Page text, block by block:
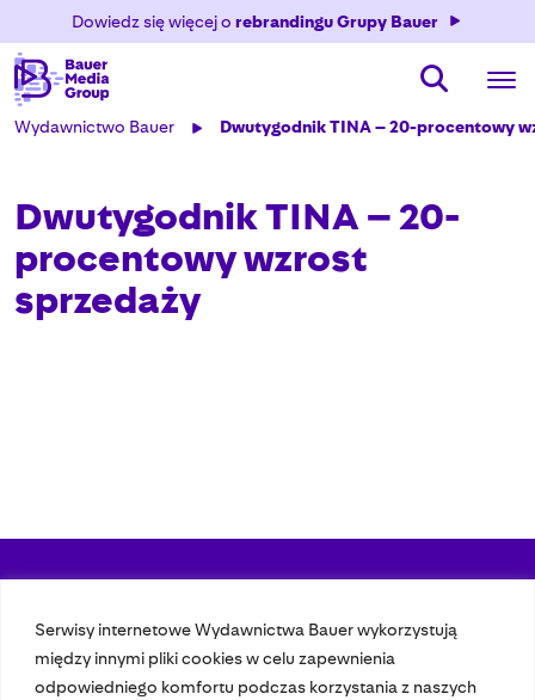
Serwisy internetowe Wydawnictwa Bauer wykorzystują
między innymi pliki cookies w celu zapewnienia
odpowiedniego komfortu podczas korzystania z naszych
Dowiedz się więcej o rebrandingu Grupy Bauer
Wydawnictwo Bauer Dwutygodnik TINA – 20-procentowy
Dwutygodnik TINA – 20-
procentowy wzrost
sprzedaży
Nasze czasopisma
Nasze strony